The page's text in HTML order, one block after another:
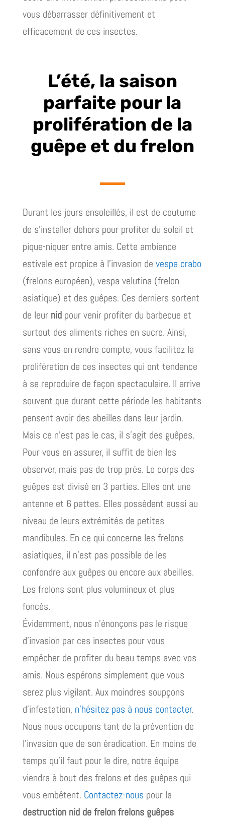
vous débarrasser définitivement et
efficacement de ces insectes.
L’été, la saison
parfaite pour la
prolifération de la
guêpe et du frelon
Durant les jours ensoleillés, il est de coutume
de s’installer dehors pour profiter du soleil et
pique-niquer entre amis. Cette ambiance
estivale est propice à l’invasion de vespa crabo
(frelons européen), vespa velutina (frelon
asiatique) et des guêpes. Ces derniers sortent
de leur nidpour venir profiter du barbecue et
surtout des aliments riches en sucre. Ainsi,
sans vous en rendre compte, vous facilitez la
prolifération de ces insectes qui ont tendance
à se reproduire de façon spectaculaire. Il arrive
souvent que durant cette période les habitants
pensent avoir des abeilles dans leur jardin.
Mais ce n’est pas le cas, il s’agit des guêpes.
Pour vous en assurer, il suffit de bien les
observer, mais pas de trop près. Le corps des
guêpes est divisé en 3 parties. Elles ont une
antenne et 6 pattes. Elles possèdent aussi au
niveau de leurs extrémités de petites
mandibules. En ce qui concerne les frelons
asiatiques, il n’est pas possible de les
confondre aux guêpes ou encore aux abeilles.
Les frelons sont plus volumineux et plus
foncés.
Évidemment, nous n’énonçons pas le risque
d’invasion par ces insectes pour vous
empêcher de profiter du beau temps avec vos
amis. Nous espérons simplement que vous
serez plus vigilant. Aux moindres soupçons
d’infestation, n’hésitez pas à nous contacter.
Nous nous occupons tant de la prévention de
l’invasion que de son éradication. En moins de
temps qu’il faut pour le dire, notre équipe
viendra à bout des frelons et des guêpes qui
vous embêtent. Contactez-nous pour la
destruction nid de frelon frelons guêpes